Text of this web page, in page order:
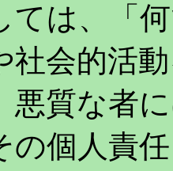
ては、「
社会的活
悪質な者
の個人責